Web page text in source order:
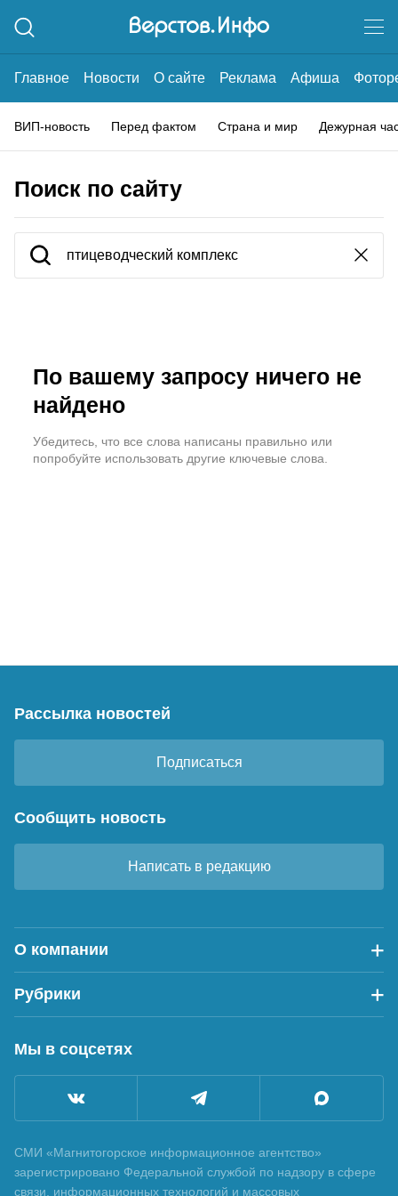
Главное Новости О сайте Реклама Афиша
ВИП-новость Перед фактом Страна и мир Дежурная
Поиск по сайту
По вашему запросу ничего не
найдено
Убедитесь, что все слова написаны правильно или
попробуйте использовать другие ключевые слова.
Рассылка новостей
Подписаться
Сообщить новость
Написать в редакцию
О компании
Рубрики
Мы в соцсетях
СМИ «Магнитогорское информационное агентство»
зарегистрировано Федеральной службой по надзору в сфере
связи, информационных технологий и массовых